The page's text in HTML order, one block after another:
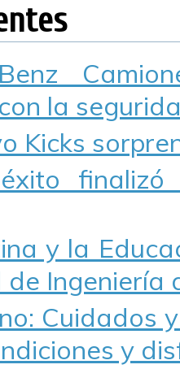
Benz
la
Kicks
y la
Ingeniería
Cuidados
y